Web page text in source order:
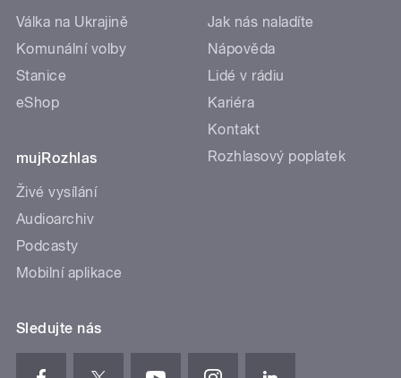
Válka na Ukrajině
Komunální volby
Stanice
eShop
mujRozhlas
Živé vysílání
Audioarchiv
Podcasty
Mobilní aplikace
Jak nás naladíte
Nápověda
Lidé v rádiu
Kariéra
Kontakt
Rozhlasový poplatek
Sledujte nás